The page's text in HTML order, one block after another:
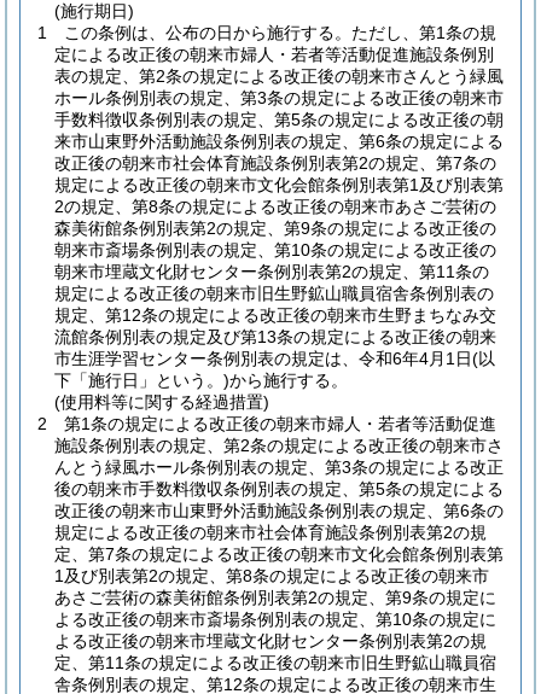
(施行期日)
1
この条例は、公布の日から施行する。 ただし、第1条の規
定による改正後の朝来市婦人・若者等活動促進施設条例別
表の規定、第2条の規定による改正後の朝来市さんとう緑風
ホール条例別表の規定、第3条の規定による改正後の朝来市
手数料徴収条例別表の規定、第5条の規定による改正後の朝
来市山東野外活動施設条例別表の規定、第6条の規定による
改正後の朝来市社会体育施設条例別表第2の規定、第7条の
規定による改正後の朝来市文化会館条例別表第1及び別表第
2の規定、第8条の規定による改正後の朝来市あさご芸術の
森美術館条例別表第2の規定、第9条の規定による改正後の
朝来市斎場条例別表の規定、第10条の規定による改正後の
朝来市埋蔵文化財センター条例別表第2の規定、第11条の
規定による改正後の朝来市旧生野鉱山職員宿舎条例別表の
規定、第12条の規定による改正後の朝来市生野まちなみ交
流館条例別表の規定及び第13条の規定による改正後の朝来
市生涯学習センター条例別表の規定は、令和6年4月1日(以
下「施行日」という。)から施行する。
(使用料等に関する経過措置)
2
第1条の規定による改正後の朝来市婦人・若者等活動促進
施設条例別表の規定、第2条の規定による改正後の朝来市さ
んとう緑風ホール条例別表の規定、第3条の規定による改正
後の朝来市手数料徴収条例別表の規定、第5条の規定による
改正後の朝来市山東野外活動施設条例別表の規定、第6条の
規定による改正後の朝来市社会体育施設条例別表第2の規
定、第7条の規定による改正後の朝来市文化会館条例別表第
1及び別表第2の規定、第8条の規定による改正後の朝来市
あさご芸術の森美術館条例別表第2の規定、第9条の規定に
よる改正後の朝来市斎場条例別表の規定、第10条の規定に
よる改正後の朝来市埋蔵文化財センター条例別表第2の規
定、第11条の規定による改正後の朝来市旧生野鉱山職員宿
舎条例別表の規定、第12条の規定による改正後の朝来市生